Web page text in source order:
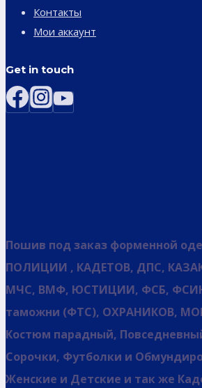
Контакты
Мои аккаунт
Get in touch
Пошив под заказ форменной
ПОЛИЦИИ , КАДЕТОВ, ДПС,
МЧС, ВМФ, ЮСТИЦИИ, ФСБ,
таможни (ФТС), ОХРАНИКОВ,
Костюм парадный,
Сорочки, Футболки и
Женские и Детские и так же